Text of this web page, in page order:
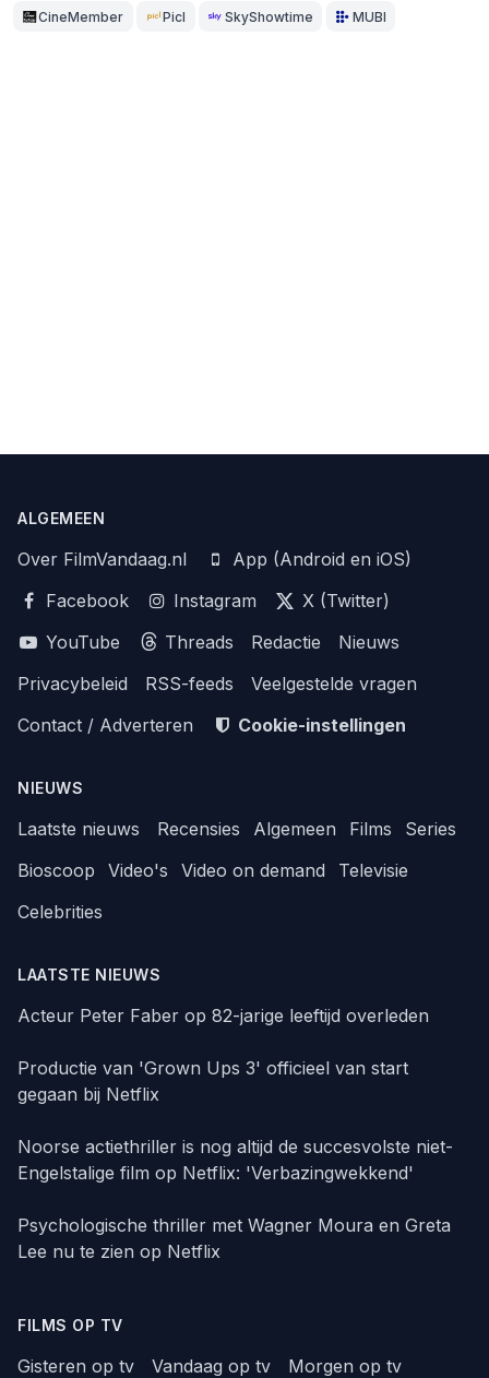
CineMember Picl SkyShowtime MUBI
ALGEMEEN
Over FilmVandaag.nl
App (Android en iOS)
Facebook
Instagram
X (Twitter)
YouTube
Threads Redactie
Nieuws
Privacybeleid
RSS-feeds
Veelgestelde vragen
Contact / Adverteren
Cookie-instellingen
NIEUWS
Laatste nieuws Recensies Algemeen Films
Series
Bioscoop
Video's Video on demand
Televisie
Celebrities
LAATSTE NIEUWS
Acteur Peter Faber op 82-jarige leeftijd overleden
Productie van 'Grown Ups 3' officieel van start
gegaan bij Netflix
Noorse actiethriller is nog altijd de succesvolste niet-
Engelstalige film op Netflix: 'Verbazingwekkend'
Psychologische thriller met Wagner Moura en Greta
Lee nu te zien op Netflix
FILMS OP TV
Gisteren op tv Vandaag op tv
Morgen op tv